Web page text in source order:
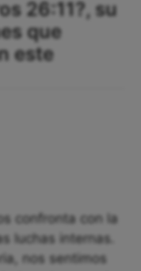
26:11?, su
que
este
confronta con la
luchas internas.
nos sentimos